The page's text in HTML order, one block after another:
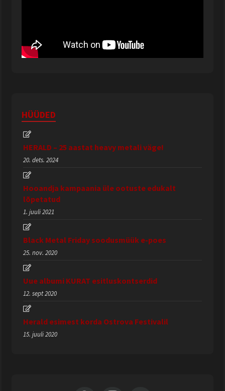
HÜÜDED
HERALD – 25 aastat heavy metali väge!
20. dets. 2024
Hooandja kampaania üle ootuste edukalt
lõpetatud
1. juuli 2021
Black Metal Friday soodusmüük e-poes
25. nov. 2020
Uue albumi KURAT esitluskontserdid
12. sept 2020
Herald esimest korda Ostrova Festivalil
15. juuli 2020